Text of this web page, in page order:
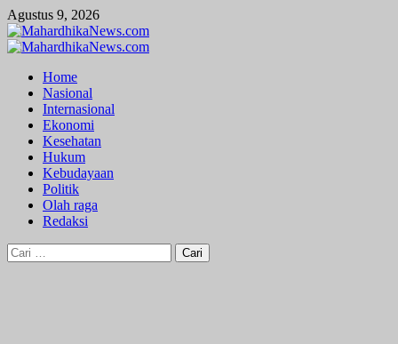
Skip
to
content
Agustus 9, 2026
Primary
Home
Nasional
Internasional
Ekonomi
Kesehatan
Hukum
Kebudayaan
Politik
Olah raga
Redaksi
Cari
untuk: